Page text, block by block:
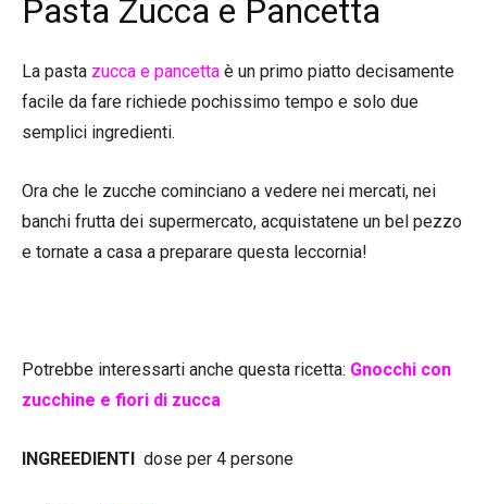
Pasta Zucca e Pancetta
La pasta zucca e pancetta è un primo piatto decisamente
facile da fare richiede pochissimo tempo e solo due
semplici ingredienti.
Ora che le zucche cominciano a vedere nei mercati, nei
banchi frutta dei supermercato, acquistatene un bel pezzo
e tornate a casa a preparare questa leccornia!
Potrebbe interessarti anche questa ricetta: Gnocchi con
zucchine e fiori di zucca
INGREEDIENTI dose per 4 persone